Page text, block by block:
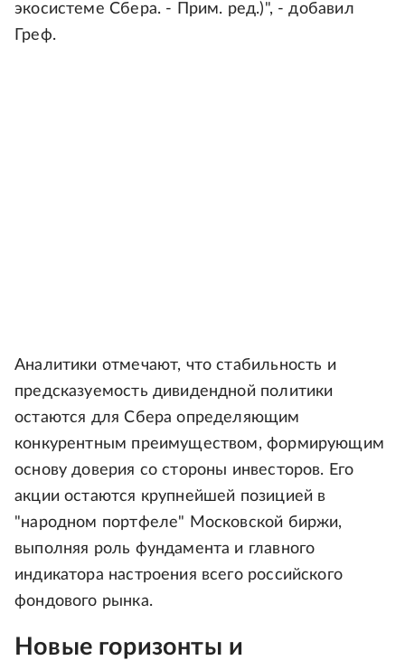
экосистеме Сбера. - Прим. ред.)", - добавил
Греф.
Аналитики отмечают, что стабильность и
предсказуемость дивидендной политики
остаются для Сбера определяющим
конкурентным преимуществом, формирующим
основу доверия со стороны инвесторов. Его
акции остаются крупнейшей позицией в
"народном портфеле" Московской биржи,
выполняя роль фундамента и главного
индикатора настроения всего российского
фондового рынка.
Новые горизонты и